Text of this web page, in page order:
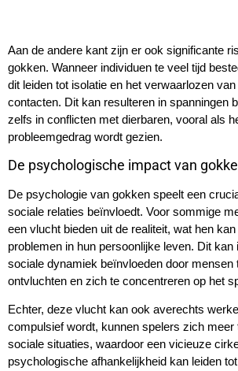
Aan de andere kant zijn er ook significante
gokken. Wanneer individuen te veel tijd
dit leiden tot isolatie en het verwaarlozen
contacten. Dit kan resulteren in spanningen
zelfs in conflicten met dierbaren, vooral als
probleemgedrag wordt gezien.
De psychologische impact van
De psychologie van gokken speelt een
sociale relaties beïnvloedt. Voor sommige
een vlucht bieden uit de realiteit, wat hen
problemen in hun persoonlijke leven. Dit kan
sociale dynamiek beïnvloeden door mensen
ontvluchten en zich te concentreren op het
Echter, deze vlucht kan ook averechts
compulsief wordt, kunnen spelers zich meer
sociale situaties, waardoor een vicieuze
psychologische afhankelijkheid kan leiden